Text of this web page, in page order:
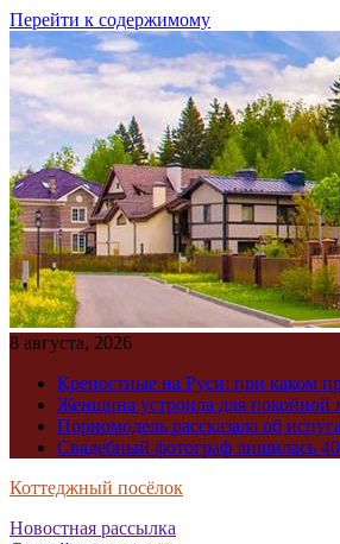
Перейти к содержимому
8 августа, 2026
Крепостные на Руси: при каком
Женщина устроила для покойной
Порномодель рассказала об
Свадебный фотограф лишилась
Коттеджный посёлок
Новостная рассылка